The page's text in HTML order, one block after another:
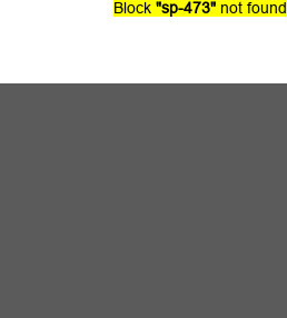
Block "sp-473" not found